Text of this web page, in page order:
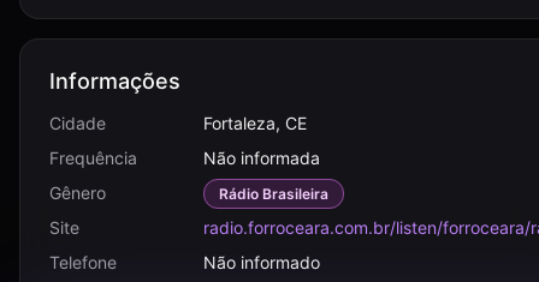
Informações
Cidade
Fortaleza, CE
Frequência
Não informada
Gênero
Rádio Brasileira
Site
radio.forroceara.com.br/listen/forroceara/
Telefone
Não informado